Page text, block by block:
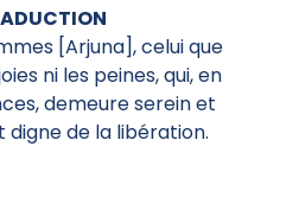
[Arjuna], celui que
ni les peines, qui, en
demeure serein et
digne de la libération.